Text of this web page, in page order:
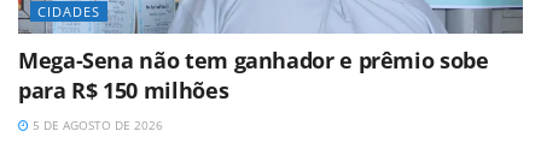
CIDADES
Mega-Sena não tem ganhador e prêmio sobe
para R$ 150 milhões
5 DE AGOSTO DE 2026